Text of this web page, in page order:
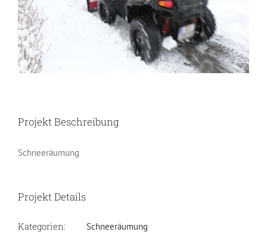
Projekt Beschreibung
Schneeräumung
Projekt Details
Kategorien: Schneeräumung